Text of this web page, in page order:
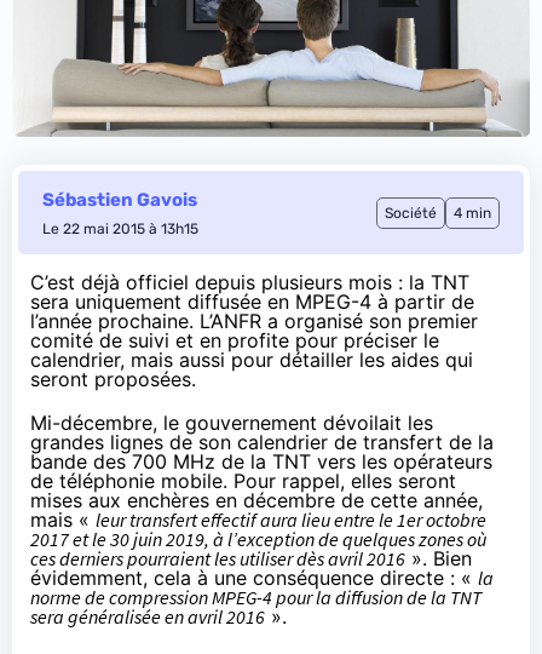
Sébastien Gavois
Le 22 mai 2015 à 13h15
Société 4 min
C’est déjà officiel depuis plusieurs mois : la TNT
sera uniquement diffusée en MPEG-4 à partir de
l’année prochaine. L’ANFR a organisé son premier
comité de suivi et en profite pour préciser le
calendrier, mais aussi pour détailler les aides qui
seront proposées.
Mi-décembre, le gouvernement dévoilait les
grandes lignes de son calendrier de transfert de la
bande des 700 MHz de la TNT vers les opérateurs
de téléphonie mobile. Pour rappel, elles seront
mises aux enchères en décembre de cette année,
mais « leur transfert effectif aura lieu entre le 1er octobre
2017 et le 30 juin 2019, à l’exception de quelques zones où
ces derniers pourraient les utiliser dès avril 2016 ». Bien
évidemment, cela à une conséquence directe : « la
norme de compression MPEG-4 pour la diffusion de la TNT
sera généralisée en avril 2016 ».